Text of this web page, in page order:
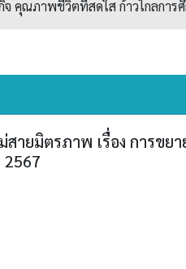
คุณภาพชีวิตที่สดใส ก้าวไกลกา
ายมิตรภาพ เรื่อง การข